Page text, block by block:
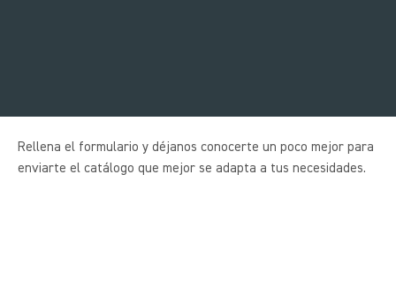
Rellena el formulario y déjanos conocerte un poco mejor para
enviarte el catálogo que mejor se adapta a tus necesidades.